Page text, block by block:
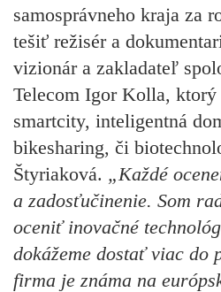
samosprávneho kraja za
tešiť režisér a
vizionár a zakladateľ
Telecom Igor Kolla,
smartcity, inteligentná
bikesharing, či
Štyriaková. „Každé
a zadosťučinenie. Som
oceniť inovačné
dokážeme dostať viac do
firma je známa na